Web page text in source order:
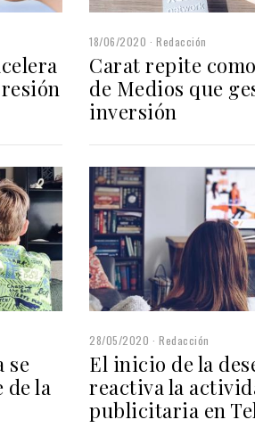
18/06/2020 Redacción
Carat repite
de Medios que
inversión
se
de la
28/05/2020 Redacción
El inicio de la
reactiva la
publicitaria en